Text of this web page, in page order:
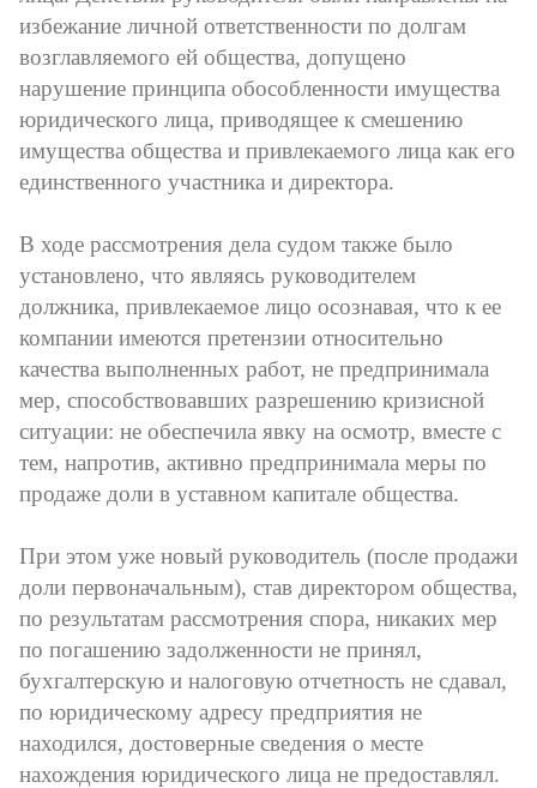
избежание личной ответственности по долгам
возглавляемого ей общества, допущено
нарушение принципа обособленности имущества
юридического лица, приводящее к смешению
имущества общества и привлекаемого лица как его
единственного участника и директора.
В ходе рассмотрения дела судом также было
установлено, что являясь руководителем
должника, привлекаемое лицо осознавая, что к ее
компании имеются претензии относительно
качества выполненных работ, не предпринимала
мер, способствовавших разрешению кризисной
ситуации: не обеспечила явку на осмотр, вместе с
тем, напротив, активно предпринимала меры по
продаже доли в уставном капитале общества.
При этом уже новый руководитель (после продажи
доли первоначальным), став директором общества,
по результатам рассмотрения спора, никаких мер
по погашению задолженности не принял,
бухгалтерскую и налоговую отчетность не сдавал,
по юридическому адресу предприятия не
находился, достоверные сведения о месте
нахождения юридического лица не предоставлял.